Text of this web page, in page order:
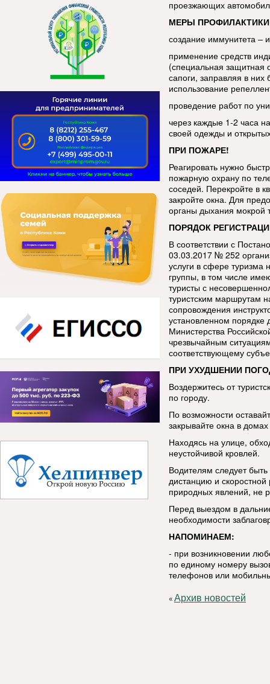
проезжающих
МЕРЫ
создание иммунитета –
применение средств
(специальная защитная
сапоги, заправляя в
использование
проведение работ по
через каждые 1-2 часа
своей одежды и
ПРИ ПОЖАРЕ!
Реагировать нужно
пожарную охрану по
соседей. Перекройте в
закройте окна. Для
органы дыхания мокрой
ПОРЯДОК
В соответствии с
03.03.2017 № 252
услуги в сфере туризма
группы, в том числе
туристы с
туристским маршрутам
сопровождения
установленном
Министерства
чрезвычайным
соответствующему
ПРИ УХУДШЕНИИ
Воздержитесь от
по городу.
По возможности
закрывайте окна в
Находясь на улице,
неустойчивой кровлей.
Водителям следует
дистанцию и
природных явлений, не
Перед выездом в
необходимости
НАПОМИНАЕМ:
- при возникновении
по единому номеру
телефонов или
«Архив новостей